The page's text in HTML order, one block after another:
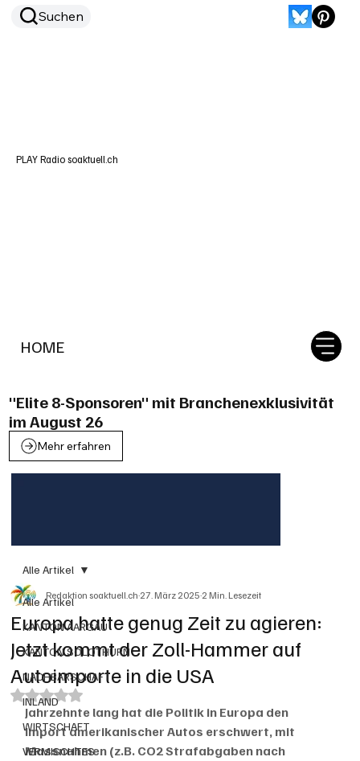
HOME
Suchen
PLAY Radio soaktuell.ch
"Elite 8-Sponsoren" mit Branchenexklusivität
im August 26
Mehr erfahren
Alle Artikel
KANTON AARGAU
KANTON SOLOTHURN
NACHBARSCHAFT
INLAND
WIRTSCHAFT
VERMISCHTES
Alle Artikel
Europa hatte genug Zeit zu agieren:
Jetzt kommt der Zoll-Hammer auf
Autoimporte in die USA
Redaktion soaktuell.ch27. März 20252 Min. Lesezeit
Mit NaN von 5 Sternen bewertet.
Jahrzehnte lang hat die Politik in Europa den
Import amerikanischer Autos erschwert, mit
Massnahmen (z.B. CO2 Strafabgaben nach